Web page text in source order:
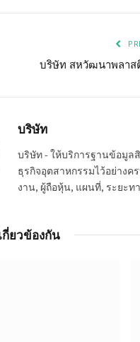
บริษัท สหวัฒนาพลาส
บริษัท
บริษัท - ให้บริการฐานข้อมูล
ธุรกิจอุตสาหกรรมไว้อย่างค
งาน, ผู้ถือหุ้น, แผนที่, ระยะท
ยวข้องกัน